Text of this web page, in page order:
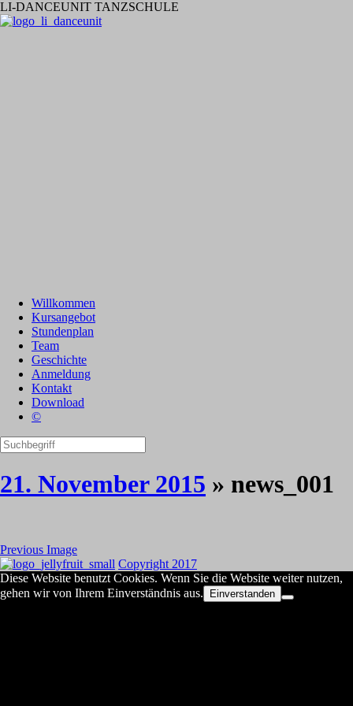
LI-DANCEUNIT TANZSCHULE
Willkommen
Kursangebot
Stundenplan
Team
Geschichte
Anmeldung
Kontakt
Download
©
21. November 2015 » news_001
Previous Image
Copyright 2017
Diese Website benutzt Cookies. Wenn Sie die Website weiter nutzen,
gehen wir von Ihrem Einverständnis aus.
Einverstanden